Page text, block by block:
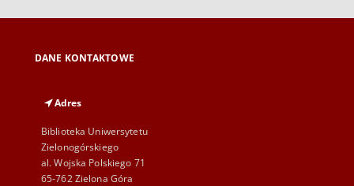
DANE KONTAKTOWE
Adres
Biblioteka Uniwersytetu
Zielonogórskiego
al. Wojska Polskiego 71
65-762 Zielona Góra